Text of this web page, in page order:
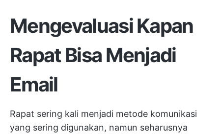
Mengevaluasi Kapan
Rapat Bisa Menjadi
Email
Rapat sering kali menjadi metode komunikasi
yang sering digunakan, namun seharusnya